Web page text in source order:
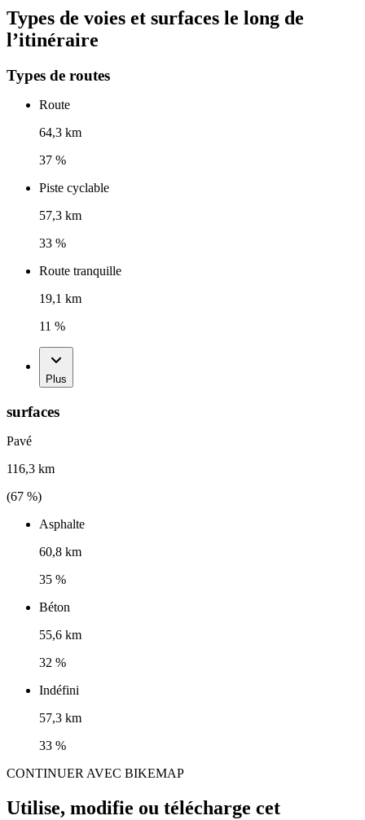
Types de voies et surfaces le long de
l’itinéraire
Types de routes
Route
64,3 km
37 %
Piste cyclable
57,3 km
33 %
Route tranquille
19,1 km
11 %
Plus
surfaces
Pavé
116,3 km
(67 %)
Asphalte
60,8 km
35 %
Béton
55,6 km
32 %
Indéfini
57,3 km
33 %
CONTINUER AVEC BIKEMAP
Utilise, modifie ou télécharge cet